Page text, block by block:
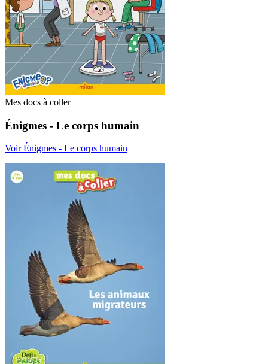
Mes docs à coller
Énigmes - Le corps humain
Voir Énigmes - Le corps humain